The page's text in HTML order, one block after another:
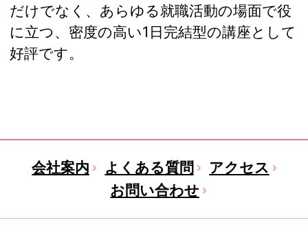
だけでなく、あらゆる就職活動の場面で役
に立つ、密度の高い1日完結型の講座として
好評です。
会社案内 よくある質問
アクセス
お問い合わせ